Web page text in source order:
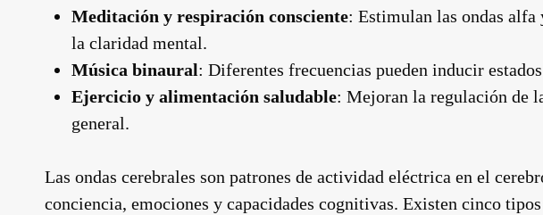
Meditación y respiración consciente: Estimulan las ondas
la claridad mental.
Música binaural: Diferentes frecuencias pueden inducir
Ejercicio y alimentación saludable: Mejoran la regulación de
general.
Las ondas cerebrales son patrones de actividad eléctrica en el
conciencia, emociones y capacidades cognitivas. Existen cinco